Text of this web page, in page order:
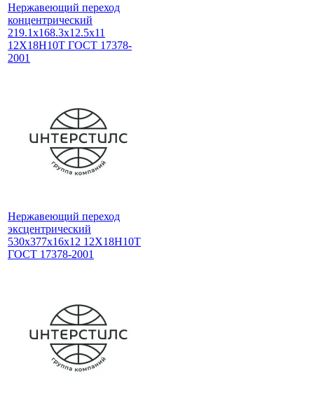
Нержавеющий переход
концентрический
219.1x168.3x12.5x11
12Х18Н10Т ГОСТ 17378-
2001
Нержавеющий переход
эксцентрический
530x377x16x12 12Х18Н10Т
ГОСТ 17378-2001